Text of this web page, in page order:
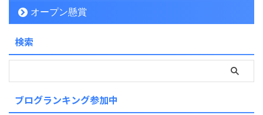
オープン懸賞
検索
ブログランキング参加中